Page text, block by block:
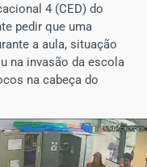
4 (CED) do
pedir que uma
a aula, situação
na invasão da escola
na cabeça do